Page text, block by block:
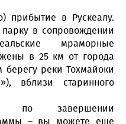
прибытие в Рускеалу.
в сопровождении
мраморные
в 25 км от города
берегу реки Тохмайоки
вблизи старинного
по завершении
– вы можете еще